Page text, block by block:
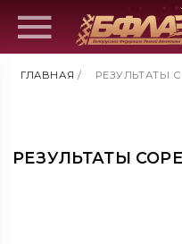
ГЛАВНАЯ / РЕЗУЛЬТАТЫ
РЕЗУЛЬТАТЫ